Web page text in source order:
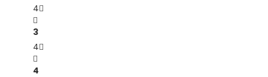
4
3
4
4